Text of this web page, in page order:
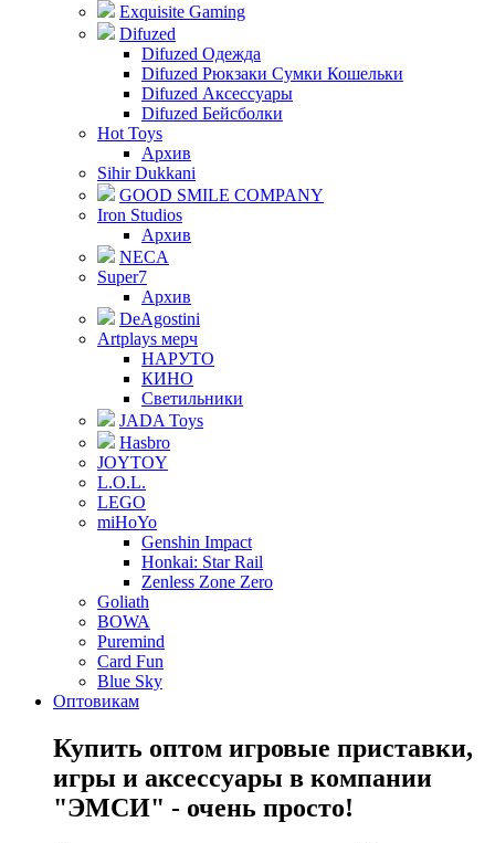
Exquisite Gaming
Difuzed
Difuzed Одежда
Difuzed Рюкзаки Сумки Кошельки
Difuzed Аксессуары
Difuzed Бейсболки
Hot Toys
Архив
Sihir Dukkani
GOOD SMILE COMPANY
Iron Studios
Архив
NECA
Super7
Архив
DeAgostini
Artplays мерч
НАРУТО
КИНО
Светильники
JADA Toys
Hasbro
JOYTOY
L.O.L.
LEGO
miHoYo
Genshin Impact
Honkai: Star Rail
Zenless Zone Zero
Goliath
BOWA
Puremind
Card Fun
Blue Sky
Оптовикам
Купить оптом игровые приставки,
игры и аксессуары в компании
"ЭМСИ" - очень просто!